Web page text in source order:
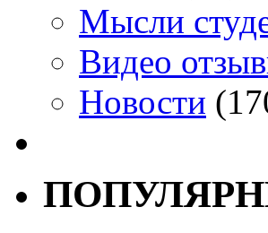
Мысли
Видео
Новости